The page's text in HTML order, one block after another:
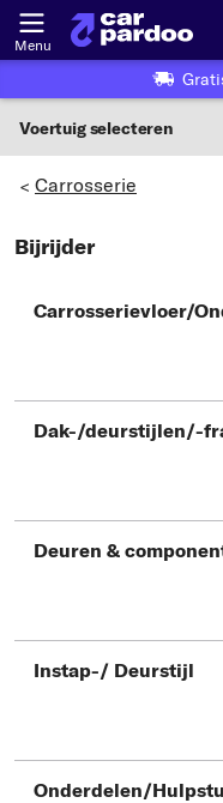
Menu
Voertuig selecteren
Selecteer fabrikant
Selecteer type
> Carrosserie
Bijrijder
Carrosserievloer/
Dak-/deurstijlen/-
Deuren &
Instap-/ Deurstijl
Onderdelen/